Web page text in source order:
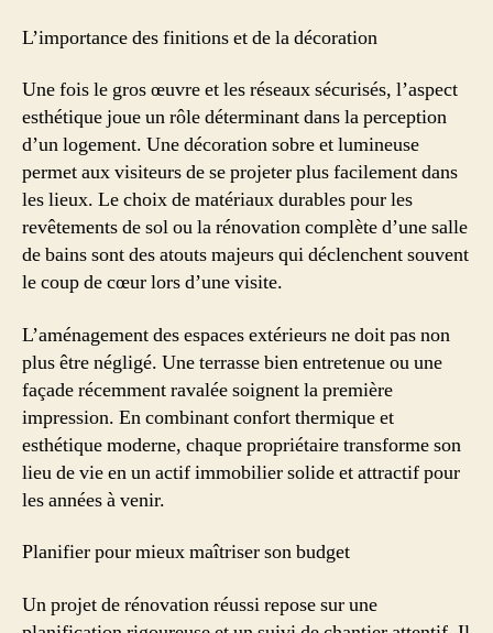
L’importance des finitions et de la décoration
Une fois le gros œuvre et les réseaux sécurisés, l’aspect
esthétique joue un rôle déterminant dans la perception
d’un logement. Une décoration sobre et lumineuse
permet aux visiteurs de se projeter plus facilement dans
les lieux. Le choix de matériaux durables pour les
revêtements de sol ou la rénovation complète d’une salle
de bains sont des atouts majeurs qui déclenchent souvent
le coup de cœur lors d’une visite.
L’aménagement des espaces extérieurs ne doit pas non
plus être négligé. Une terrasse bien entretenue ou une
façade récemment ravalée soignent la première
impression. En combinant confort thermique et
esthétique moderne, chaque propriétaire transforme son
lieu de vie en un actif immobilier solide et attractif pour
les années à venir.
Planifier pour mieux maîtriser son budget
Un projet de rénovation réussi repose sur une